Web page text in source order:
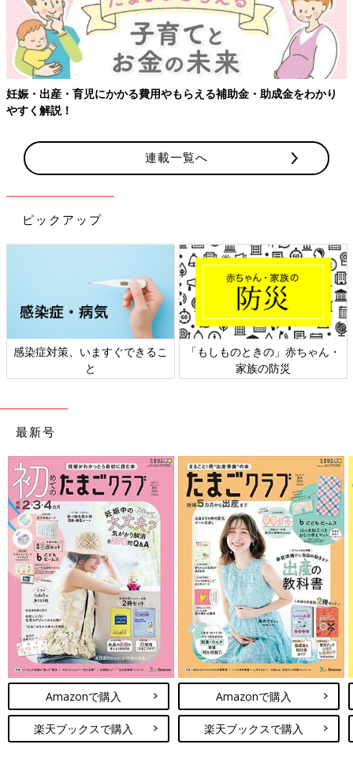
【ワクチン接種できるものも】妊婦の感染症対策、知っておいて
連載一覧へ
ピックアップ
・
日本外来小児科学会リーフレッ
ト検討会
六星占術 細木かおりさんの
相談
最新号
Amazonで購入
楽天ブックスで購入
Amazonで購入
楽天ブックスで購入